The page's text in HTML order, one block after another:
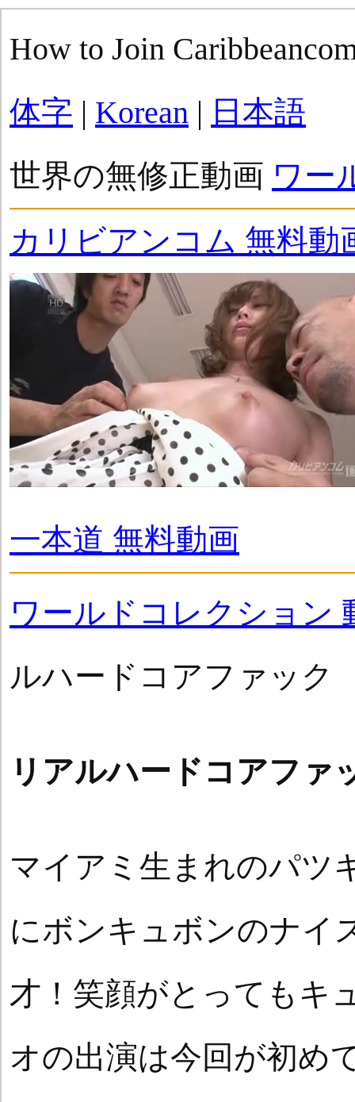
How to Join
体字 | Korean | 日本語
世界の無修正動画 ワー
カリビアンコム 無料動
一本道 無料動画
ワールドコレクション
ルハードコアファッ
リアルハードコアフ
マイアミ生まれのパツ
にボンキュボンのナイ
才！笑顔がとってもキ
オの出演は今回が初め